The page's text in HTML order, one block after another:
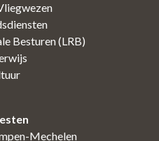
Besturen (LRB)
Mechelen